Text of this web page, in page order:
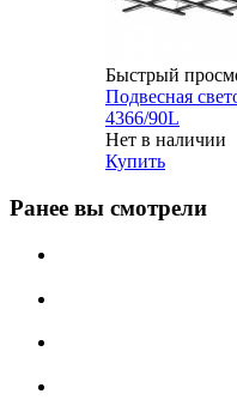
Быстрый
Подвесная
4366/90L
Нет в наличии
Купить
Ранее вы смотрели